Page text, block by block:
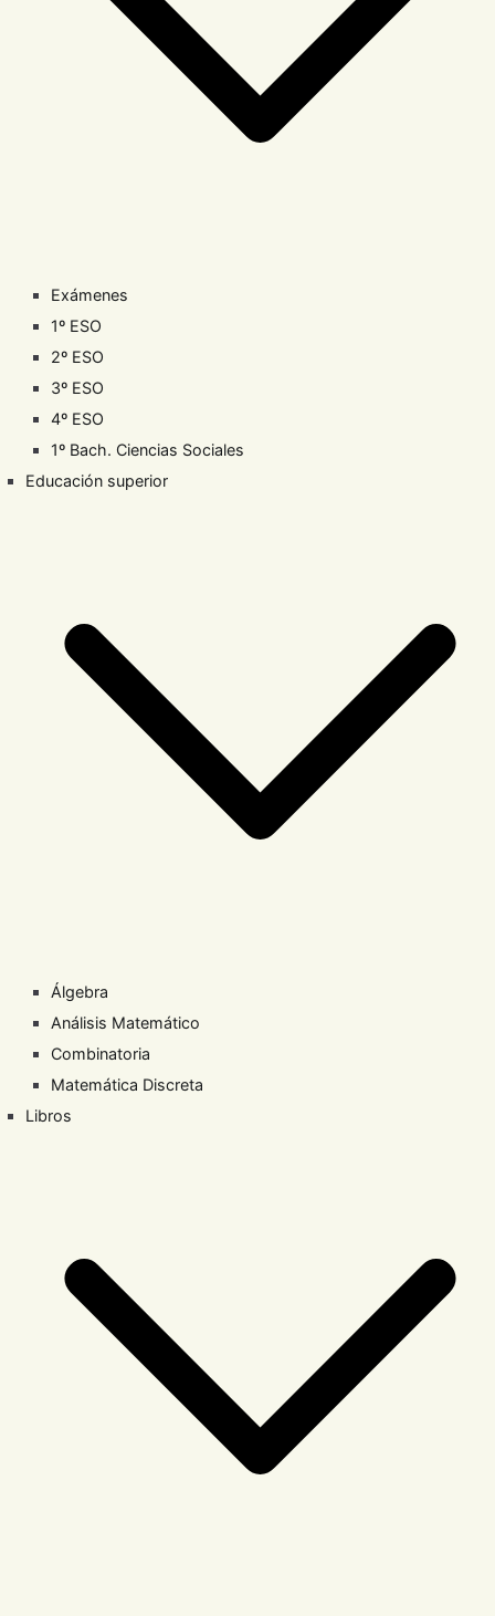
Exámenes
1º ESO
2º ESO
3º ESO
4º ESO
1º Bach. Ciencias Sociales
Educación superior
Álgebra
Análisis Matemático
Combinatoria
Matemática Discreta
Libros